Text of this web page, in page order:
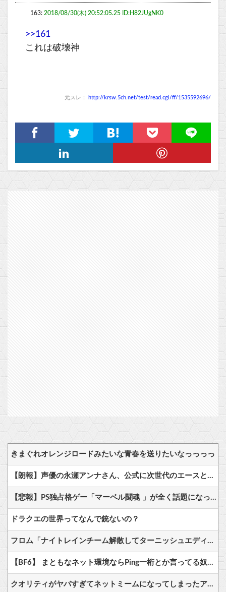
163: 2018/08/30(木) 20:52:05.25 ID:H82JUgNK0
>>161
これは破壊神
元スレ： http://krsw.5ch.net/test/read.cgi/ff/1535592696/
きまぐれオレンジロードみたいな青春を送りたいなっっっっ
【朗報】声優の永瀬アンナさん、公式に次世代のエースとして認められる
【悲報】PS独占格ゲー「マーベル闘魂 」が全く話題になってない
ドラクエの世界ってなんで銃ないの？
フロム「ナイトレインチーム解散してターニッシュエディション完成させました」←これｗｗｗｗ
【BF6】 まともなネット環境ならPing一桁とか言ってる奴たまにいるけどマヌケすぎる
クオリティがヤバすぎてネットミームになってしまったアニメ『ワンダンス』、原作者本人が手描きダンス動画を公開した結果ｗｗｗｗｗｗ